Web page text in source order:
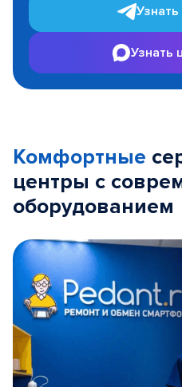
Узнать
Узнать
Комфортные
центры с
оборудованием